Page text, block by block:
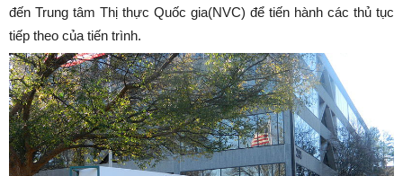
đến Trung tâm Thị thực Quốc gia(NVC) để tiến hành các thủ tục
tiếp theo của tiến trình.